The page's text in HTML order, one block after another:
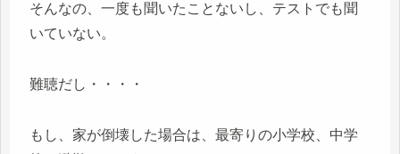
そんなの、一度も聞いたことないし、テストでも聞
いていない。
難聴だし・・・・
もし、家が倒壊した場合は、最寄りの小学校、中学